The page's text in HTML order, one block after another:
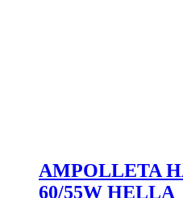
AMPOLLETA
60/55W HELLA